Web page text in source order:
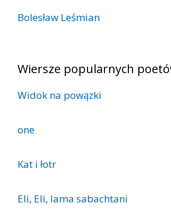
Bolesław Leśmian
Wiersze popularnych
Widok na powązki
one
Kat i łotr
Eli, Eli, lama sabachtani